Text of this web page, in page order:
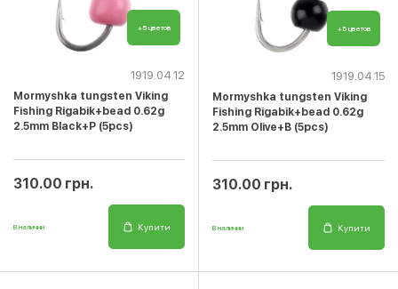
+5 цветов
1919.04.12
Mormyshka tungsten Viking
Fishing Rigabik+bead 0.62g
2.5mm Black+P (5pcs)
310.00 грн.
В наличии Купити
+5 цветов
1919.04.15
Mormyshka tungsten Viking
Fishing Rigabik+bead 0.62g
2.5mm Olive+B (5pcs)
310.00 грн.
В наличии Купити